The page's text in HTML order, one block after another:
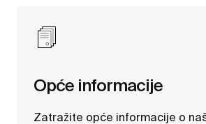
Opće informacije
Zatražite opće informacije o